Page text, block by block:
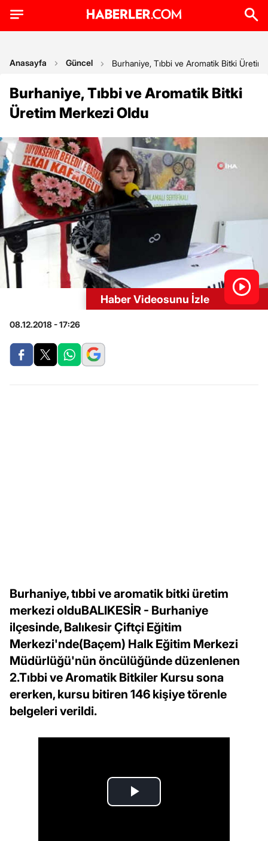
Anasayfa Güncel Burhaniye, Tıbbi ve Aromatik Bitki
Burhaniye, Tıbbi ve Aromatik Bitki
Üretim Merkezi Oldu
Haber Videosunu İzle
08.12.2018 - 17:26
Burhaniye, tıbbi ve aromatik bitki üretim
merkezi olduBALIKESİR - Burhaniye
ilçesinde, Balıkesir Çiftçi Eğitim
Merkezi'nde(Baçem) Halk Eğitim Merkezi
Müdürlüğü'nün öncülüğünde düzenlenen
2.Tıbbi ve Aromatik Bitkiler Kursu sona
ererken, kursu bitiren 146 kişiye törenle
belgeleri verildi.